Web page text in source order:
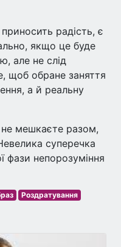
радість, є
якщо це буде
але не слід
щоб обране заняття
а й реальну
мешкаєте разом,
суперечка
фази непорозуміння
Роздратування